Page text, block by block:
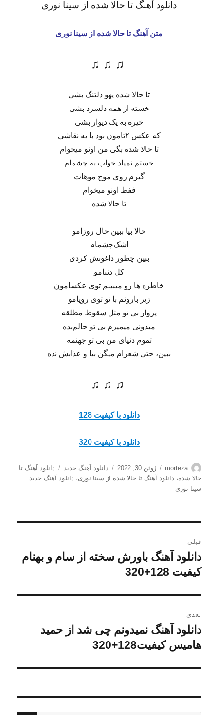
دانلود آهنگ تا حالا شده از سینا نوری
متن آهنگ تا حالا شده از سینا نوری
♫ ♫ ♫
تا حالا شده یهو دلتنگ بشی
خسته از همه دلسرد بشی
خیره به یک دیوار بشی
که عکس ۲تامون بود با یه نقاشی
تا حالا شده بگی من اونو میخوام
خستم نمیاد خواب به چشمام
گیرم روی موج موهات
ففط اونو میخوام
تا حالا شده
حالا بیا ببین حال روزامو
اشک‌چشمام
ببین چطور داغونش کردی
کل دنیامو
خاطره ها رو میبینم توی عکسامون
زیر بارونم با تو توی رویامو
پرواز بی تو مثل سقوط مطلقه
میدونی میمیرم بی تو حالم‌بده
تموم دنیای من بی تو جهنمه
ببین، حتی شعرام میگن بیا و عذابش نده
♫ ♫ ♫
دانلود با کیفیت 128
دانلود با کیفیت 320
نویسنده
morteza
ارسال
شده
ژوئن 30, 2022 دسته‌ها
دانلود آهنگ جدید برچسب‌ها
دانلود آهنگ تا
حالا شده، دانلود آهنگ تا حالا شده از سینا نوری، دانلود آهنگ جدید
سینا نوری
نوشته
قبلی
نوشته
قبلی:
دانلود آهنگ باورش سخته از سام و بهنام
کیفیت 128+320
بعدی
نوشته
بعدی:
دانلود آهنگ نمیدونم چی شد از حمید
هامیس کیفیت128+320